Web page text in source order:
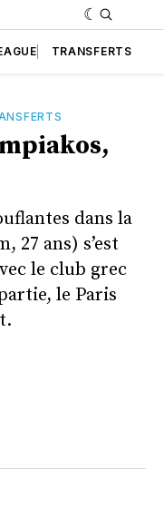
TRANSFERTS
dans la
27 ans) s’est
le club grec
le Paris